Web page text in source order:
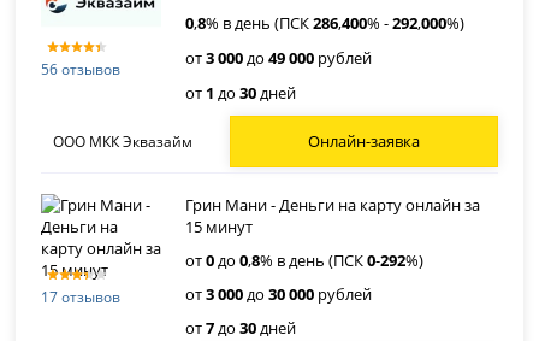
56 отзывов
0,8% в день (ПСК286,400% -292,000%)
от3 000до49 000 рублей
от 1 до30дней
ООО МКК Эквазайм Онлайн-заявка
17 отзывов
Грин Мани - Деньги на карту онлайн за
15 минут
от0до0,8% в день (ПСК0-292%)
от3 000до30 000 рублей
от7до30дней